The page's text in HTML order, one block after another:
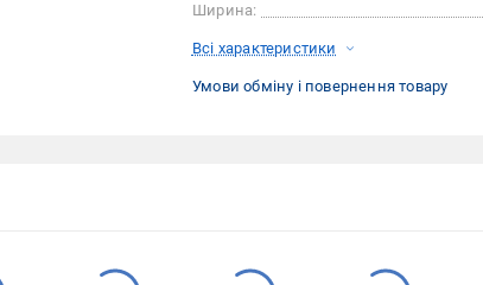
Ширина:
Всі характеристики
Умови обміну і повернення товару